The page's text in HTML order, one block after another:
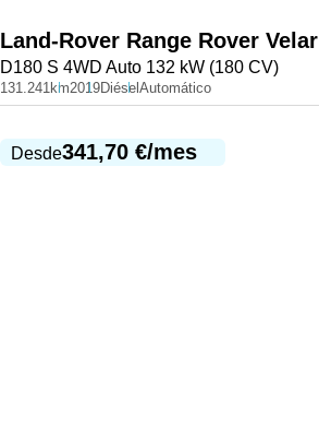
Land-Rover Range Rover Velar
D180 S 4WD Auto 132 kW (180 CV)
131.241km2019Diésel Automático
Desde341,70 €/mes